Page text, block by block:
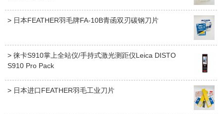
> 日本FEATHER羽毛牌FA-10B青函双刃碳钢刀片
> 徕卡S910掌上全站仪/手持式激光测距仪Leica DISTO
S910 Pro Pack
> 日本进口FEATHER羽毛工业刀片